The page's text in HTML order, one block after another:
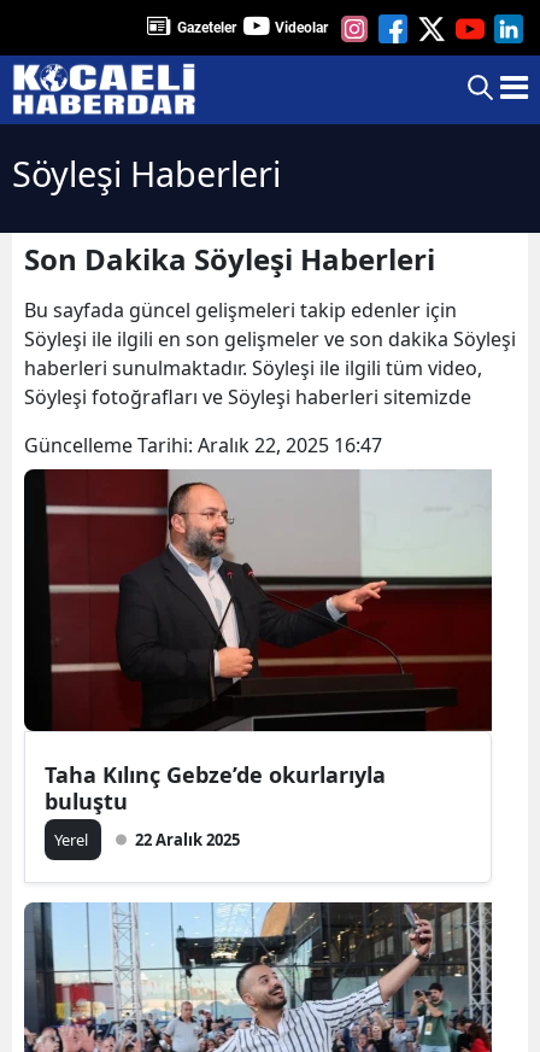
Gazeteler Videolar
Söyleşi Haberleri
Son Dakika Söyleşi Haberleri
Bu sayfada güncel gelişmeleri takip edenler için
Söyleşi ile ilgili en son gelişmeler ve son dakika Söyleşi
haberleri sunulmaktadır. Söyleşi ile ilgili tüm video,
Söyleşi fotoğrafları ve Söyleşi haberleri sitemizde
Güncelleme Tarihi: Aralık 22, 2025 16:47
Taha Kılınç Gebze’de okurlarıyla
buluştu
Yerel 22 Aralık 2025